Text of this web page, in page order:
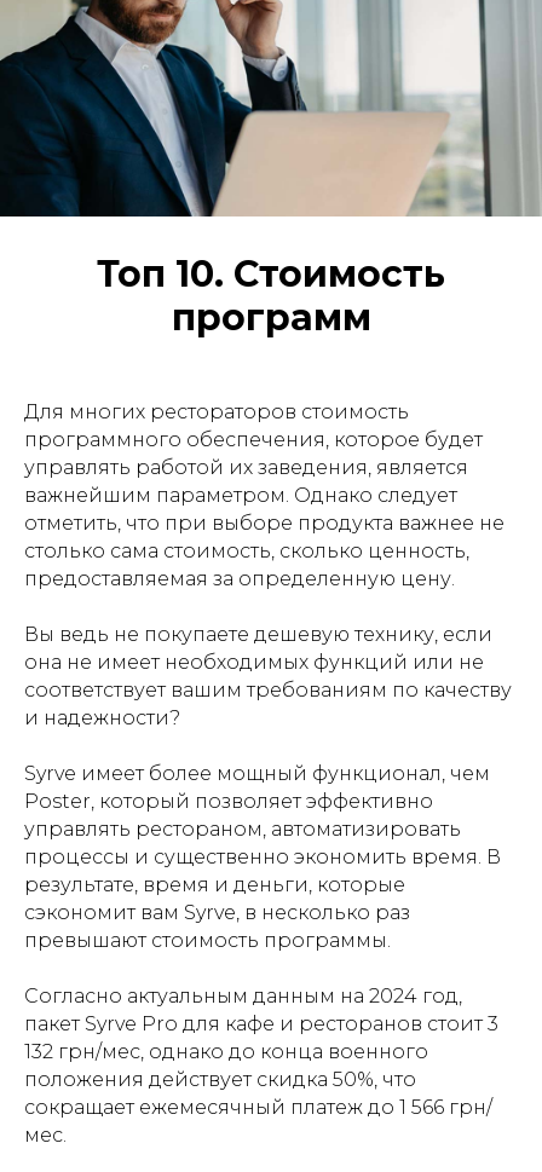
Топ 10. Стоимость
программ
Для многих рестораторов стоимость
программного обеспечения, которое будет
управлять работой их заведения, является
важнейшим параметром. Однако следует
отметить, что при выборе продукта важнее не
столько сама стоимость, сколько ценность,
предоставляемая за определенную цену.
Вы ведь не покупаете дешевую технику, если
она не имеет необходимых функций или не
соответствует вашим требованиям по качеству
и надежности?
Syrve имеет более мощный функционал, чем
Poster, который позволяет эффективно
управлять рестораном, автоматизировать
процессы и существенно экономить время. В
результате, время и деньги, которые
сэкономит вам Syrve, в несколько раз
превышают стоимость программы.
Согласно актуальным данным на 2024 год,
пакет Syrve Pro для кафе и ресторанов стоит 3
132 грн/мес, однако до конца военного
положения действует скидка 50%, что
сокращает ежемесячный платеж до 1 566 грн/
мес.